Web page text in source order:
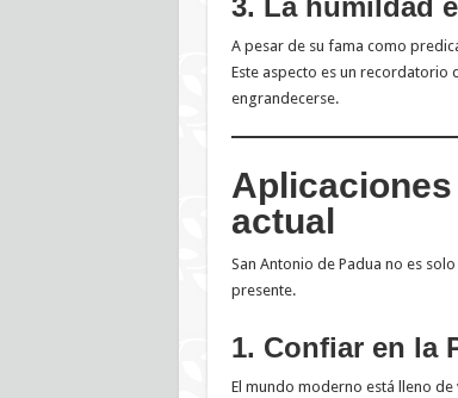
3. La humildad
A pesar de su fama como
Este aspecto es un recordatorio
engrandecerse.
actual
San Antonio de Padua no es
presente.
1. Confiar en la
El mundo moderno está lleno